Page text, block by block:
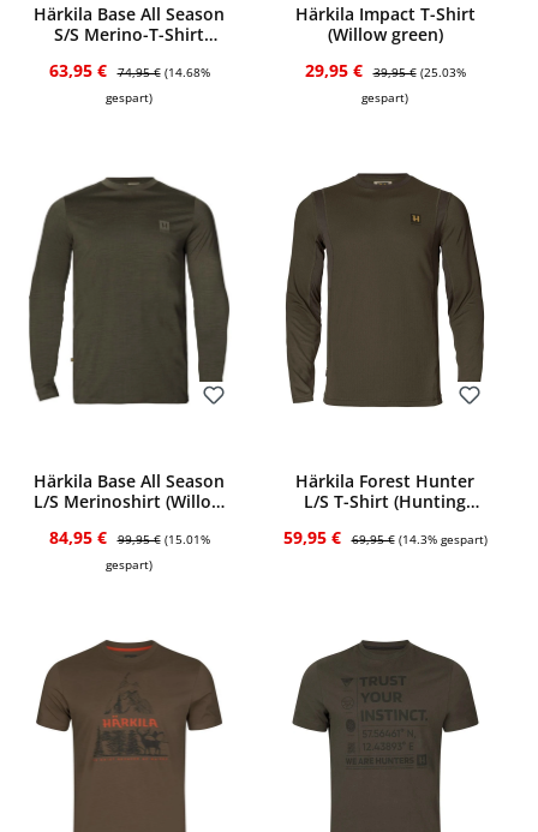
Härkila Base All Season
S/S Merino-T-Shirt
Verkaufspreis:
63,95 € Regulärer Preis:
74,95 € (14.68%
gespart)
Härkila Impact T-Shirt
(Willow green)
Verkaufspreis:
29,95 € Regulärer Preis:
39,95 € (25.03%
gespart)
Härkila Base All Season
L/S Merinoshirt (Willow
Verkaufspreis:
84,95 € Regulärer Preis:
99,95 € (15.01%
gespart)
Härkila Forest Hunter
L/S T-Shirt (Hunting
Verkaufspreis:
59,95 € Regulärer Preis:
69,95 € (14.3% gespart)